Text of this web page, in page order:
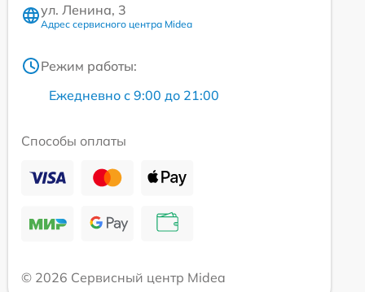
ул. Ленина, 3
Адрес сервисного центра Midea
Режим работы:
Ежедневно с 9:00 до 21:00
Способы оплаты
© 2026 Сервисный центр Midea